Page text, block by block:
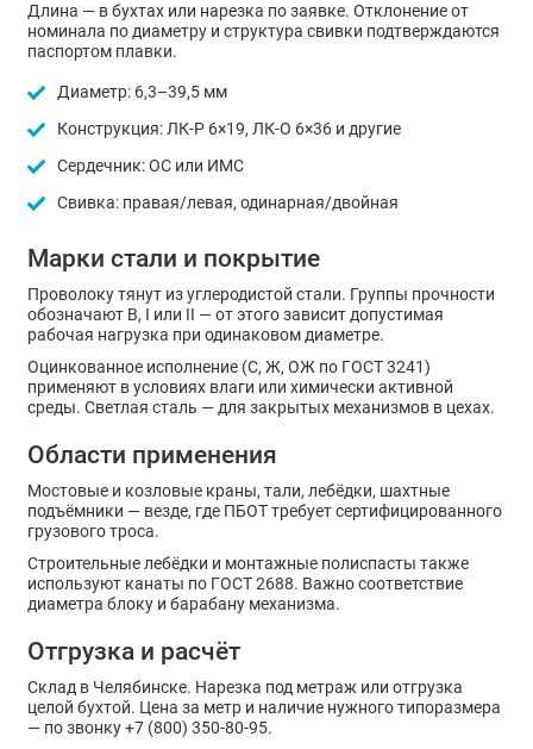
Длина — в бухтах или нарезка по заявке. Отклонение от
номинала по диаметру и структура свивки подтверждаются
паспортом плавки.
Диаметр: 6,3–39,5 мм
Конструкция: ЛК-Р 6×19, ЛК-О 6×36 и другие
Сердечник: ОС или ИМС
Свивка: правая/левая, одинарная/двойная
Марки стали и покрытие
Проволоку тянут из углеродистой стали. Группы прочности
обозначают В, I или II — от этого зависит допустимая
рабочая нагрузка при одинаковом диаметре.
Оцинкованное исполнение (С, Ж, ОЖ по ГОСТ 3241)
применяют в условиях влаги или химически активной
среды. Светлая сталь — для закрытых механизмов в цехах.
Области применения
Мостовые и козловые краны, тали, лебёдки, шахтные
подъёмники — везде, где ПБОТ требует сертифицированного
грузового троса.
Строительные лебёдки и монтажные полиспасты также
используют канаты по ГОСТ 2688. Важно соответствие
диаметра блоку и барабану механизма.
Отгрузка и расчёт
Склад в Челябинске. Нарезка под метраж или отгрузка
целой бухтой. Цена за метр и наличие нужного типоразмера
— по звонку +7 (800) 350-80-95.